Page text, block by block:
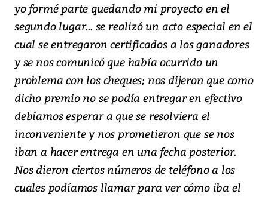
yo formé parte quedando mi proyecto en el
segundo lugar... se realizó un acto especial en el
cual se entregaron certificados a los ganadores
y se nos comunicó que había ocurrido un
problema con los cheques; nos dijeron que como
dicho premio no se podía entregar en efectivo
debíamos esperar a que se resolviera el
inconveniente y nos prometieron que se nos
iban a hacer entrega en una fecha posterior.
Nos dieron ciertos números de teléfono a los
cuales podíamos llamar para ver cómo iba el